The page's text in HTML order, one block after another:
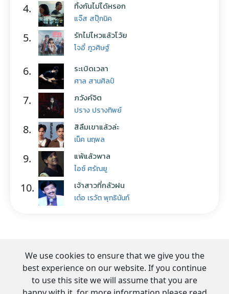
4. ทิ้งกันไม่ได้หรอก
แจ๊ส สปุ๊กนิค
5. รักไม่ไหวแล้วโว้ย
โจอี้ ภูวศิษฐ์
6. ระเบิดเวลา
ศาล สานศิลป์
7. ภวังค์จิต
ปราง ปรางทิพย์
8. สิลืมเขาแล้วล่ะ
เน็ค นฤพล
9. แพ้แล้วพาล
ไอซ์ ศรัณยู
10. เจ้าสาวที่กลัวฝน
เต๋อ เรวัต พุทธินันท์
We use cookies to ensure that we give you the
best experience on our website. If you continue
to use this site we will assume that you are